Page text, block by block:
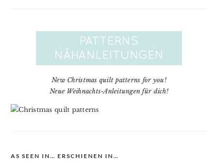
New Christmas quilt patterns for you!
Neue Weihnachts-Anleitungen für dich!
AS SEEN IN… ERSCHIENEN IN…